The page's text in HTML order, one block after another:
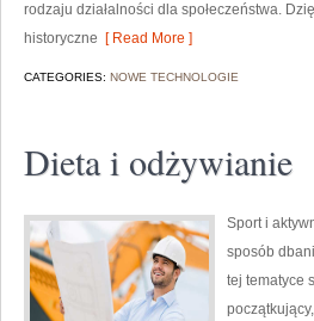
rodzaju działalności dla społeczeństwa.
historyczne [ Read More ]
CATEGORIES: NOWE TECHNOLOGIE
Dieta i odżywianie
Sport i
sposób
tej tematyce